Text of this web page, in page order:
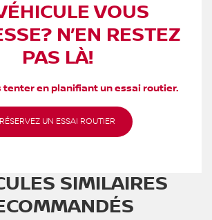
VOUS
N’EN RESTEZ
PAS LÀ!
tenter en planifiant un essai routier.
RÉSERVEZ UN ESSAI ROUTIER
SIMILAIRES